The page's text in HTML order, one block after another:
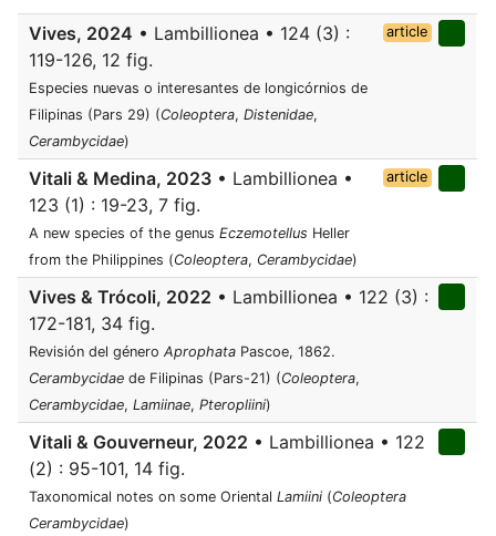
Vives, 2024 • Lambillionea • 124 (3) :
119-126, 12 fig.
Especies nuevas o interesantes de longicórnios de
Filipinas (Pars 29) (Coleoptera, Distenidae,
Cerambycidae)
article
Vitali & Medina, 2023 • Lambillionea •
123 (1) : 19-23, 7 fig.
A new species of the genus Eczemotellus Heller
from the Philippines (Coleoptera, Cerambycidae)
article
Vives & Trócoli, 2022 • Lambillionea • 122 (3) :
172-181, 34 fig.
Revisión del género Aprophata Pascoe, 1862.
Cerambycidae de Filipinas (Pars-21) (Coleoptera,
Cerambycidae, Lamiinae, Pteropliini)
Vitali & Gouverneur, 2022 • Lambillionea • 122
(2) : 95-101, 14 fig.
Taxonomical notes on some Oriental Lamiini (Coleoptera
Cerambycidae)